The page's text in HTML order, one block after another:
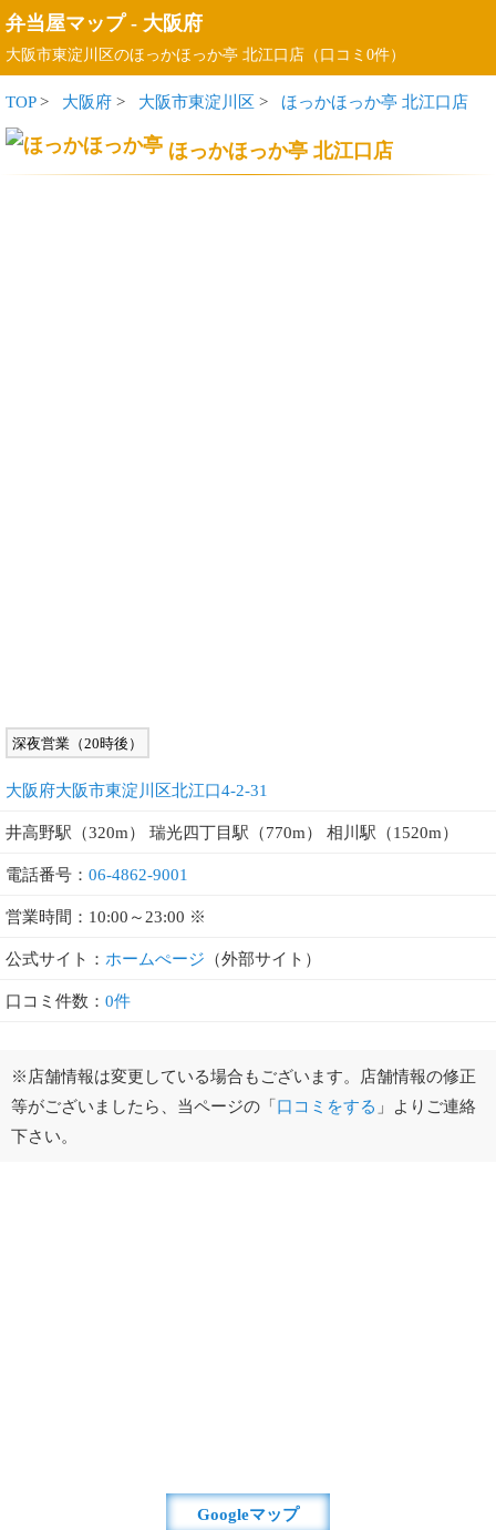
弁当屋マップ- 大阪府
大阪市東淀川区のほっかほっか亭 北江口店（口コミ0件）
TOP> 大阪府 > 大阪市東淀川区 > ほっかほっか亭 北江口店
ほっかほっか亭 北江口店
深夜営業（20時後）
大阪府大阪市東淀川区北江口4-2-31
井高野駅（320m） 瑞光四丁目駅（770m） 相川駅（1520m）
電話番号： 06-4862-9001
営業時間：10:00～23:00 ※
公式サイト： ホームぺージ （外部サイト）
口コミ件数： 0件
※店舗情報は変更している場合もございます。店舗情報の修正
等がございましたら、当ページの「口コミをする 」よりご連絡
下さい。
Googleマップ